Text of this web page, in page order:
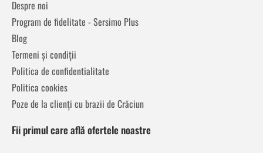
Despre noi
Program de fidelitate - Sersimo Plus
Blog
Termeni și condiții
Politica de confidentialitate
Politica cookies
Poze de la clienți cu brazii de Crăciun
Fii primul care află ofertele noastre